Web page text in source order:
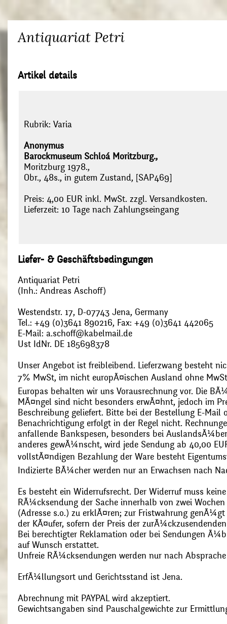
Antiquariat Petri
Artikel details
Rubrik: Varia
Anonymus
Barockmuseum Schloá Moritzburg.,
Moritzburg 1978.,
Obr., 48s., in gutem Zustand, [SAP469]
Preis: 4,00 EUR inkl. MwSt. zzgl. Versandkosten.
Lieferzeit: 10 Tage nach Zahlungseingang
Liefer- & Geschäftsbedingungen
Antiquariat Petri
(Inh.: Andreas Aschoff)
Westendstr. 17, D-07743 Jena, Germany
Tel.: +49 (0)3641 890216, Fax: +49 (0)3641 442065
E-Mail: a.schoff@kabelmail.de
Ust IdNr. DE 185698378
Unser Angebot ist freibleibend. Lieferzwang besteht
7% MwSt, im nicht europÃ¤ischen Ausland ohne
Europas behalten wir uns Vorausrechnung vor. Die
MÃ¤ngel sind nicht besonders erwÃ¤hnt, jedoch im
Beschreibung geliefert. Bitte bei der Bestellung E-Mail
Benachrichtigung erfolgt in der Regel nicht.
anfallende Bankspesen, besonders bei
anderes gewÃ¼nscht, wird jede Sendung ab 40,00
vollstÃ¤ndigen Bezahlung der Ware besteht
Indizierte BÃ¼cher werden nur an Erwachsen nach
Es besteht ein Widerrufsrecht. Der Widerruf muss
RÃ¼cksendung der Sache innerhalb von zwei
(Adresse s.o.) zu erklÃ¤ren; zur Fristwahrung
der KÃ¤ufer, sofern der Preis der
Bei berechtigter Reklamation oder bei Sendungen
auf Wunsch erstattet.
Unfreie RÃ¼cksendungen werden nur nach
ErfÃ¼llungsort und Gerichtsstand ist Jena.
Abrechnung mit PAYPAL wird akzeptiert.
Gewichtsangaben sind Pauschalgewichte zur